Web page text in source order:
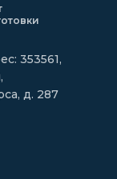
353561,
д. 287